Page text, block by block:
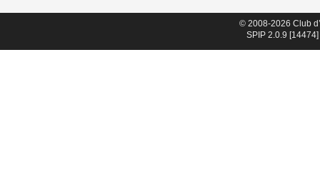
© 2008-2026 Club
SPIP 2.0.9 [14474]